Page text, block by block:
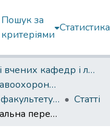
Пошук за
критеріями
Статистика
Праці вчених кафедр і лабораторій
Факультет правоохоронної діяльності
Керівництво факультету забезпечення державної безпеки
Статті
Експериментальна перевірка ефективності педагогічних умов формування готовності педагогічних умов формування готовності майбутніх офіцерів до виконання завдань з охорони громадської безпеки і порядку, конвоювання, екстрадиції та охорони підсудних